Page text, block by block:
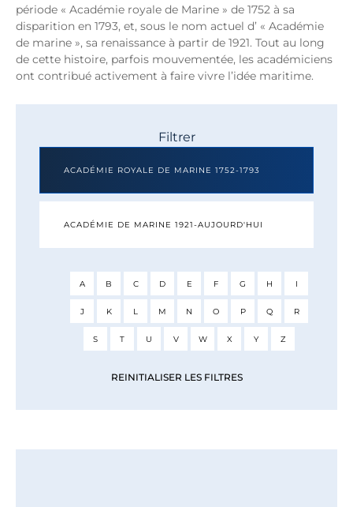
période « Académie royale de Marine » de 1752 à sa
disparition en 1793, et, sous le nom actuel d’ « Académie
de marine », sa renaissance à partir de 1921. Tout au long
de cette histoire, parfois mouvementée, les académiciens
ont contribué activement à faire vivre l’idée maritime.
Filtrer
ACADÉMIE ROYALE DE MARINE 1752-1793
ACADÉMIE DE MARINE 1921-AUJOURD'HUI
A B C D E F G H I
J K L M N O P Q R
S T U V W X Y Z
REINITIALISER LES FILTRES